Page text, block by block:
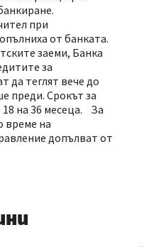
при
от банката.
заеми, Банка
за
да теглят вече до
преди. Срокът за
на 36 месеца. За
време на
допълват от